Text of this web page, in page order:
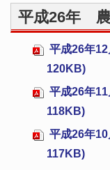
平成26年 農
平成26年
120KB)
平成26年
118KB)
平成26年
117KB)